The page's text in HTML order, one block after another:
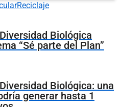
Reciclaje
Biológica
“Sé parte del Plan”
Biológica: una
generar hasta 1